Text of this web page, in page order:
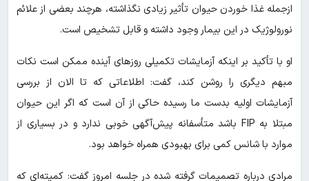
ازجمله غذا خوردن حیوان تأثیر زیادی نگذاشته، هرچند بعضی از علائم
نورولوژیک در این بیمار وجود داشته و قابل تشخیص است.
او با تأکید بر اینکه آزمایشات تکمیلی روزهای آینده ممکن است نکات
مبهم دیگری را روشن کند، گفت: اطلاعاتی که تا الان از بررسی
آزمایشات اولیه بدست ما رسیده حاکی از آن است که اگر این حیوان
مبتلا به FIP باشد متأسفانه پیش‌آگهی خوبی ندارد و در بسیاری از
موارد با شانس کمی برای بهبودی همراه خواهد بود.
مرادی درباره تصمیمات گرفته شده در جلسه امروز گفت: کمیته‌ای که